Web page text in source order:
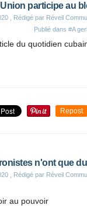
participe au
, Rédigé par Réveil
Publié dans #A
du quotidien
Repost
n'ont que
, Rédigé par Réveil
au pouvoir